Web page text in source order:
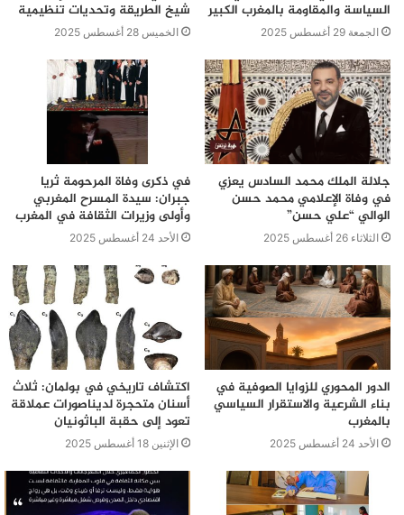
السياسة والمقاومة بالمغرب الكبير
الجمعة 29 أغسطس 2025
شيخ الطريقة وتحديات تنظيمية
الخميس 28 أغسطس 2025
جلالة الملك محمد السادس يعزي
في وفاة الإعلامي محمد حسن
الوالي “علي حسن”
الثلاثاء 26 أغسطس 2025
في ذكرى وفاة المرحومة ثريا
جبران: سيدة المسرح المغربي
وأولى وزيرات الثقافة في المغرب
الأحد 24 أغسطس 2025
الدور المحوري للزوايا الصوفية في
بناء الشرعية والاستقرار السياسي
بالمغرب
الأحد 24 أغسطس 2025
اكتشاف تاريخي في بولمان: ثلاث
أسنان متحجرة لديناصورات عملاقة
تعود إلى حقبة الباثونيان
الإثنين 18 أغسطس 2025